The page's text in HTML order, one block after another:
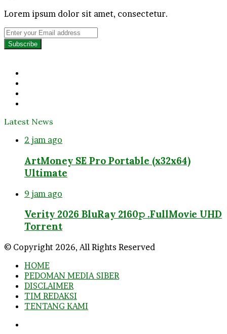
Lorem ipsum dolor sit amet, consectetur.
Enter
your
Email
Latest News
2 jam ago
ArtMoney SE Pro Portable (x32x64)
Ultimate
9 jam ago
Verity 2026 BluRay 2160𝚙 .FullMov𝗂e UHD
Torrent
© Copyright 2026, All Rights Reserved
HOME
PEDOMAN MEDIA SIBER
DISCLAIMER
TIM REDAKSI
TENTANG KAMI